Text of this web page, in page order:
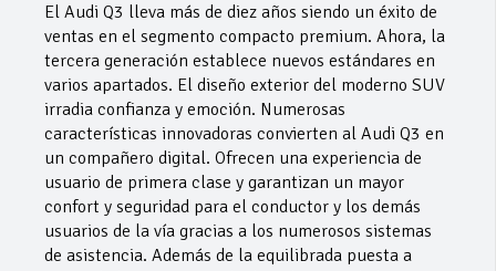
El Audi Q3 lleva más de diez años siendo un éxito de
ventas en el segmento compacto premium. Ahora, la
tercera generación establece nuevos estándares en
varios apartados. El diseño exterior del moderno SUV
irradia confianza y emoción. Numerosas
características innovadoras convierten al Audi Q3 en
un compañero digital. Ofrecen una experiencia de
usuario de primera clase y garantizan un mayor
confort y seguridad para el conductor y los demás
usuarios de la vía gracias a los numerosos sistemas
de asistencia. Además de la equilibrada puesta a